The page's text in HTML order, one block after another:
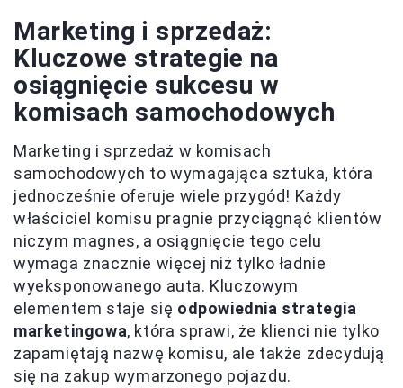
Marketing i sprzedaż:
Kluczowe strategie na
osiągnięcie sukcesu w
komisach samochodowych
Marketing i sprzedaż w komisach
samochodowych to wymagająca sztuka, która
jednocześnie oferuje wiele przygód! Każdy
właściciel komisu pragnie przyciągnąć klientów
niczym magnes, a osiągnięcie tego celu
wymaga znacznie więcej niż tylko ładnie
wyeksponowanego auta. Kluczowym
elementem staje się odpowiednia strategia
marketingowa, która sprawi, że klienci nie tylko
zapamiętają nazwę komisu, ale także zdecydują
się na zakup wymarzonego pojazdu.